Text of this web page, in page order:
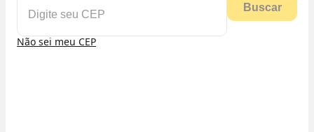
Buscar
Não sei meu CEP